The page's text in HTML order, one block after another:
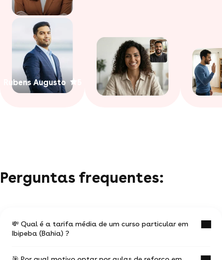
Rubens Augusto
Perguntas frequentes:
💸 Qual é a tarifa média de um curso particular em
Ibipeba (Bahia) ?